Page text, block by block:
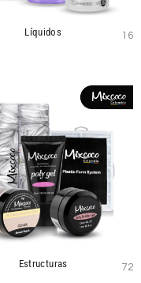
Líquidos 16
Estructuras 72